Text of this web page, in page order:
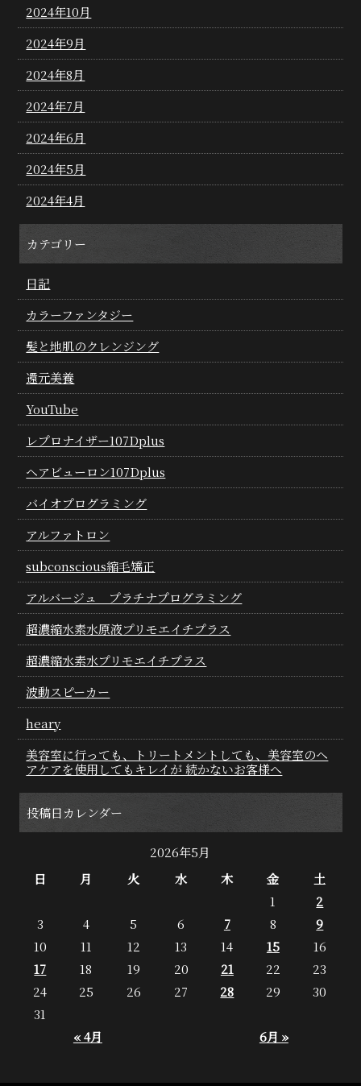
2024年10月
2024年9月
2024年8月
2024年7月
2024年6月
2024年5月
2024年4月
カテゴリー
日記
カラーファンタジー
髪と地肌のクレンジング
還元美養
YouTube
レプロナイザー107Dplus
ヘアビューロン107Dplus
バイオプログラミング
アルファトロン
subconscious縮毛矯正
アルバージュ プラチナプログラミング
超濃縮水素水原液プリモエイチプラス
超濃縮水素水プリモエイチプラス
波動スピーカー
heary
美容室に行っても、トリートメントしても、美容室のヘ
アケアを使用してもキレイが 続かないお客様へ
投稿日カレンダー
2026年5月
日
月 火 水 木 金 土
« 4月 6月 »
1
2
3
4 5 6 7 8
9
10
11 12 13 14 15
16
17
18 19 20 21 22
23
24
25 26 27 28 29
30
31